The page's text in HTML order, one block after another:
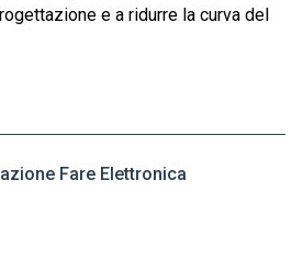
e a ridurre la curva del
Fare Elettronica